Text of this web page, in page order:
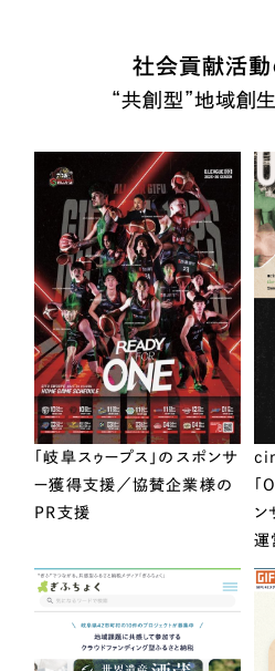
社会貢献活
“共創型”地域創生
「岐阜スゥープス」のスポンサ
ー獲得支援／協賛企業様の
PR支援
「
ン
運